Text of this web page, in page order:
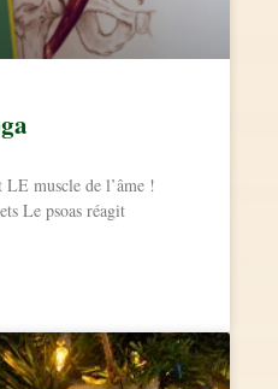
LE muscle de l’âme !
Le psoas réagit